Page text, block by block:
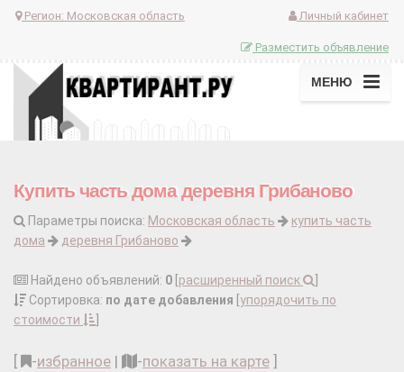
Регион: Московская область Личный кабинет
Разместить объявление
МЕНЮ
Купить часть дома деревня Грибаново
Параметры поиска: Московская область
купить часть
дома
деревня Грибаново
Найдено объявлений: 0 расширенный поиск
Сортировка: по дате добавления упорядочить по
стоимости
-избранное | -показать на карте